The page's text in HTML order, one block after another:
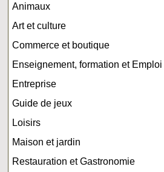
Animaux
Art et culture
Commerce et boutique
Enseignement, formation et Emploi
Entreprise
Guide de jeux
Loisirs
Maison et jardin
Restauration et Gastronomie